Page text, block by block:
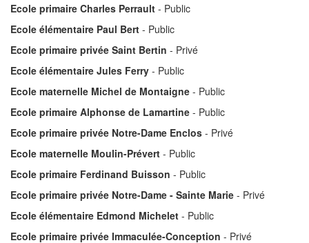
Ecole primaire Charles Perrault - Public
Ecole élémentaire Paul Bert - Public
Ecole primaire privée Saint Bertin - Privé
Ecole élémentaire Jules Ferry - Public
Ecole maternelle Michel de Montaigne - Public
Ecole primaire Alphonse de Lamartine - Public
Ecole primaire privée Notre-Dame Enclos - Privé
Ecole maternelle Moulin-Prévert - Public
Ecole primaire Ferdinand Buisson - Public
Ecole primaire privée Notre-Dame - Sainte Marie - Privé
Ecole élémentaire Edmond Michelet - Public
Ecole primaire privée Immaculée-Conception - Privé